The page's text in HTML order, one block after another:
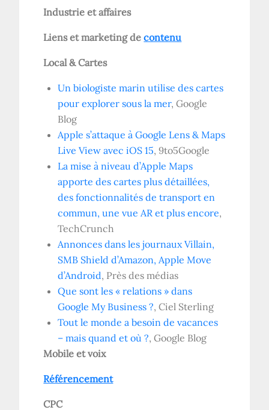
Industrie et affaires
Liens et marketing decontenu
Local & Cartes
Un biologiste marin utilise des cartes
pour explorer sous la mer, Google
Blog
Apple s’attaque à Google Lens & Maps
Live View avec iOS 15, 9to5Google
La mise à niveau d’Apple Maps
apporte des cartes plus détaillées,
des fonctionnalités de transport en
commun, une vue AR et plus encore,
TechCrunch
Annonces dans les journaux Villain,
SMB Shield d’Amazon, Apple Move
d’Android, Près des médias
Que sont les « relations » dans
Google My Business ?, Ciel Sterling
Tout le monde a besoin de vacances
– mais quand et où ?, Google Blog
Mobile et voix
Référencement
CPC